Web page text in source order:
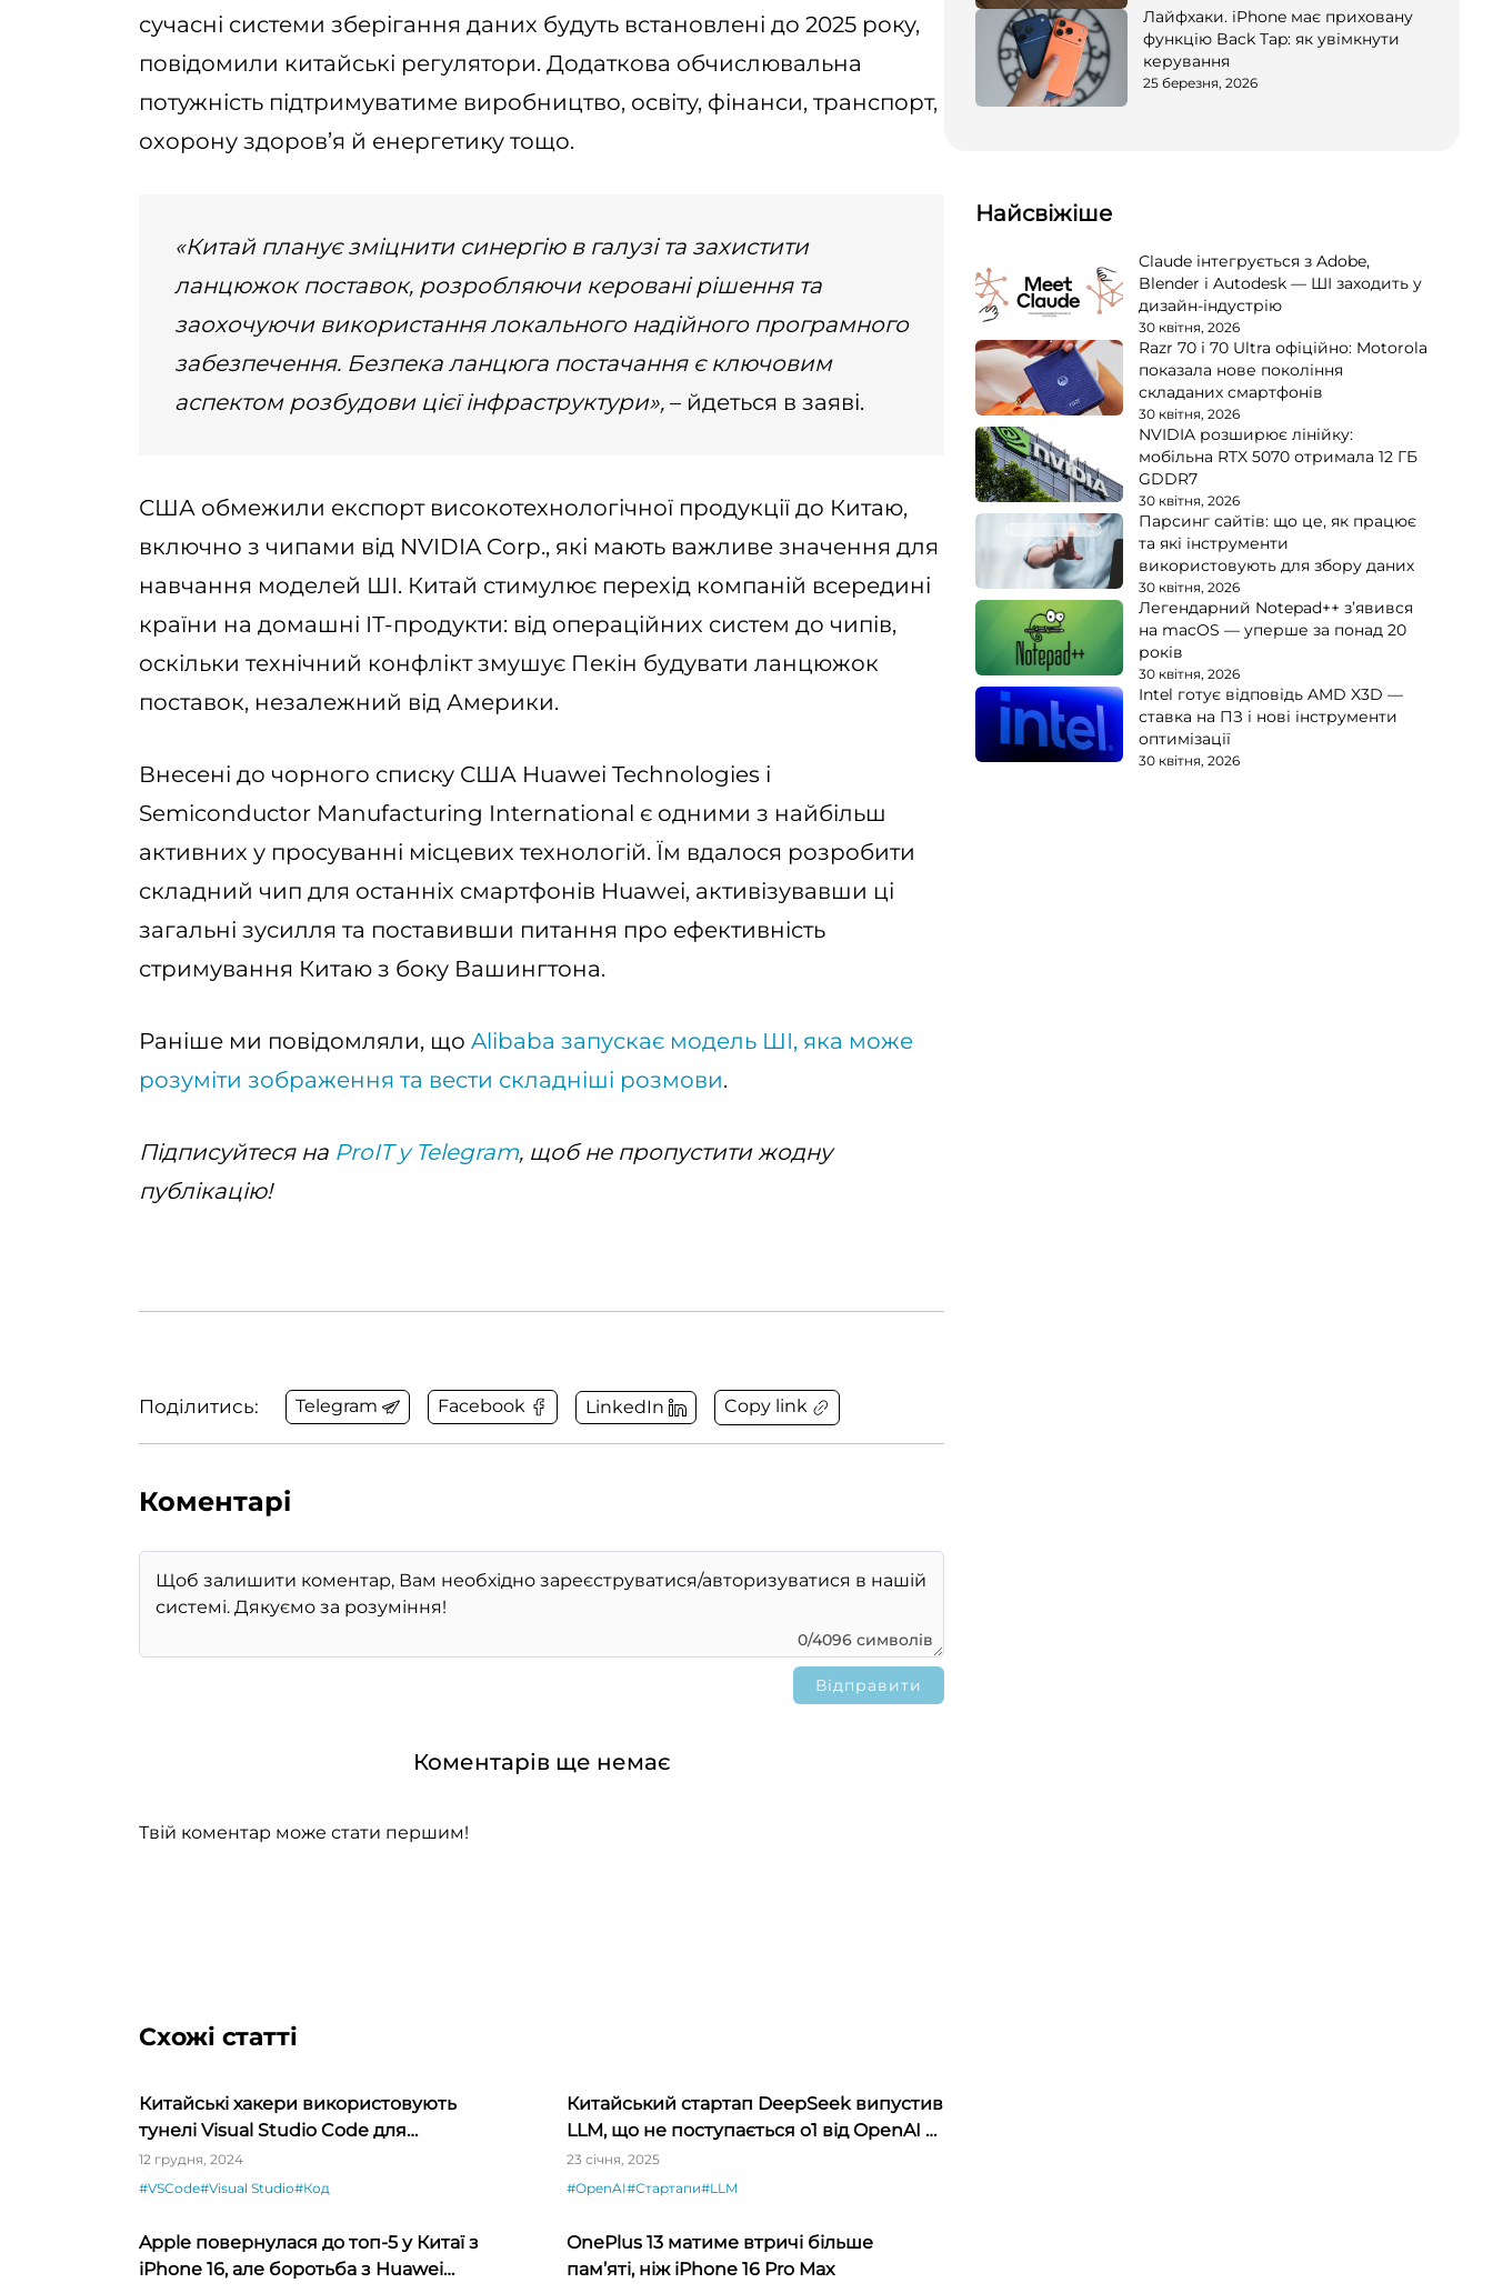
сучасні системи зберігання даних будуть встановлені до 2025 року,
повідомили китайські регулятори. Додаткова обчислювальна
потужність підтримуватиме виробництво, освіту, фінанси, транспорт,
охорону здоров’я й енергетику тощо.
«Китай планує зміцнити синергію в галузі та захистити
ланцюжок поставок, розробляючи керовані рішення та
заохочуючи використання локального надійного програмного
забезпечення. Безпека ланцюга постачання є ключовим
аспектом розбудови цієї інфраструктури», – йдеться в заяві.
США обмежили експорт високотехнологічної продукції до Китаю,
включно з чипами від NVIDIA Corp., які мають важливе значення для
навчання моделей ШІ. Китай стимулює перехід компаній всередині
країни на домашні ІТ-продукти: від операційних систем до чипів,
оскільки технічний конфлікт змушує Пекін будувати ланцюжок
поставок, незалежний від Америки.
Внесені до чорного списку США Huawei Technologies і
Semiconductor Manufacturing International є одними з найбільш
активних у просуванні місцевих технологій. Їм вдалося розробити
складний чип для останніх смартфонів Huawei, активізувавши ці
загальні зусилля та поставивши питання про ефективність
стримування Китаю з боку Вашингтона.
Раніше ми повідомляли, що Alibaba запускає модель ШІ, яка може
розуміти зображення та вести складніші розмови.
Підписуйтеся на ProIT у Telegram, щоб не пропустити жодну
публікацію!
Поділитись: Telegram Facebook LinkedIn Copy link
Коментарі
0/4096 символів
Коментарів ще немає
Твій коментар може стати першим!
Схожі статті
Китайські хакери використовують
тунелі Visual Studio Code для
віддаленого доступу
12 грудня, 2024
#VSCode#Visual Studio#Код
Китайський стартап DeepSeek випустив
LLM, що не поступається o1 від OpenAI й
коштує на 90% дешевше
23 січня, 2025
#OpenAI#Стартапи#LLM
Apple повернулася до топ-5 у Китаї з
iPhone 16, але боротьба з Huawei
OnePlus 13 матиме втричі більше
пам’яті, ніж iPhone 16 Pro Max
Лайфхаки. iPhone має приховану
функцію Back Tap: як увімкнути
керування
25 березня, 2026
Найсвіжіше
Claude інтегрується з Adobe,
Blender і Autodesk — ШІ заходить у
дизайн-індустрію
30 квітня, 2026
Razr 70 і 70 Ultra офіційно: Motorola
показала нове покоління
складаних смартфонів
30 квітня, 2026
NVIDIA розширює лінійку:
мобільна RTX 5070 отримала 12 ГБ
GDDR7
30 квітня, 2026
Парсинг сайтів: що це, як працює
та які інструменти
використовують для збору даних
30 квітня, 2026
Легендарний Notepad++ з’явився
на macOS — уперше за понад 20
років
30 квітня, 2026
Intel готує відповідь AMD X3D —
ставка на ПЗ і нові інструменти
оптимізації
30 квітня, 2026